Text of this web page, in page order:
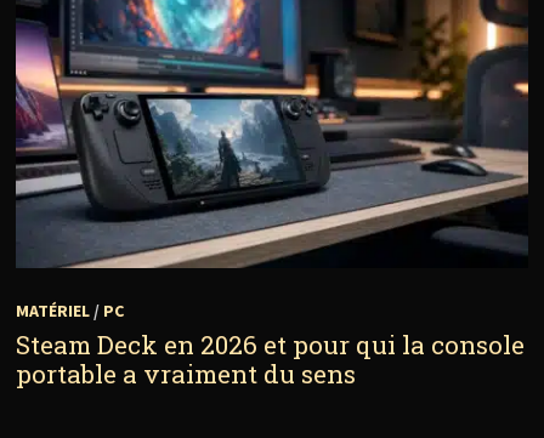
MATÉRIEL/ PC
Steam Deck en 2026 et pour qui la console
portable a vraiment du sens